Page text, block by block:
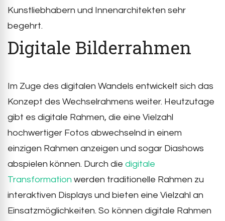
Kunstliebhabern und Innenarchitekten sehr
begehrt.
Digitale Bilderrahmen
Im Zuge des digitalen Wandels entwickelt sich das
Konzept des Wechselrahmens weiter. Heutzutage
gibt es digitale Rahmen, die eine Vielzahl
hochwertiger Fotos abwechselnd in einem
einzigen Rahmen anzeigen und sogar Diashows
abspielen können. Durch die digitale
Transformation werden traditionelle Rahmen zu
interaktiven Displays und bieten eine Vielzahl an
Einsatzmöglichkeiten. So können digitale Rahmen